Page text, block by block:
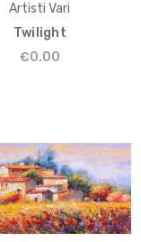
Artisti Vari
Twilight
€0.00